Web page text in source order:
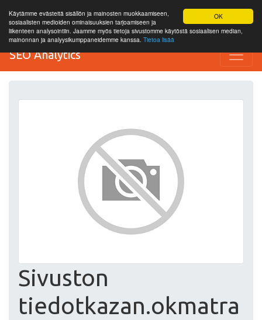
OK
Käytämme evästeitä sisällön ja mainosten muokkaamiseen,
sosiaalisten medioiden ominaisuuksien tarjoamiseen ja
liikenteen analysointiin. Jaamme myös tietoja sivustomme käytöstä sosiaalisen median,
mainonnan ja analyysikumppaneidemme kanssa. Tietoa lisää
SEO Analytics
Sivuston
tiedotkazan.okmatra